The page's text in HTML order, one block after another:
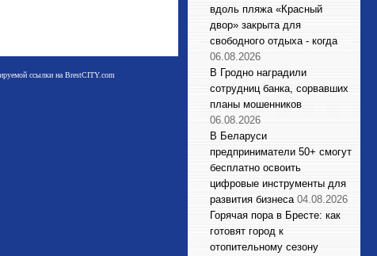
ссылки на BrestCITY.com
вдоль пляжа «Красный
двор» закрыта для
свободного отдыха - когда
06.08.2026
В Гродно наградили
сотрудниц банка, сорвавших
планы мошенников
06.08.2026
В Беларуси
предприниматели 50+ смогут
бесплатно освоить
цифровые инструменты для
развития бизнеса 04.08.2026
Горячая пора в Бресте: как
готовят город к
отопительному сезону